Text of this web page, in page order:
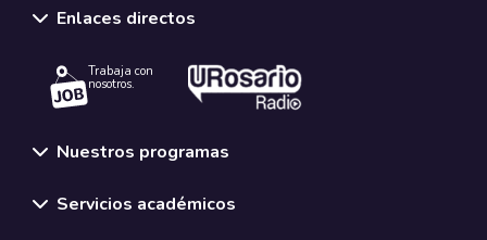
Enlaces directos
Trabaja con
nosotros.
Nuestros programas
Servicios académicos